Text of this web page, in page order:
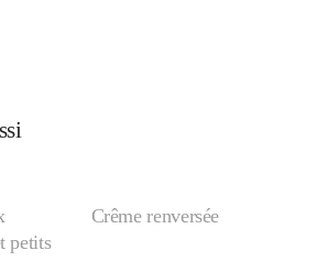
petits
Crême renversée